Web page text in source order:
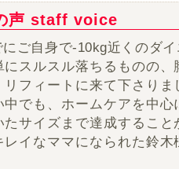
声 staff voice
ご自身で-10kg近くのダ
にスルスル落ちるものの
リフィートに来て下さり
中でも、ホームケアを中
たサイズまで達成するこ
レイなママになられた鈴